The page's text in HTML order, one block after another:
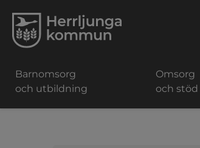
Barnomsorg
och utbildning
Omsorg
och stöd